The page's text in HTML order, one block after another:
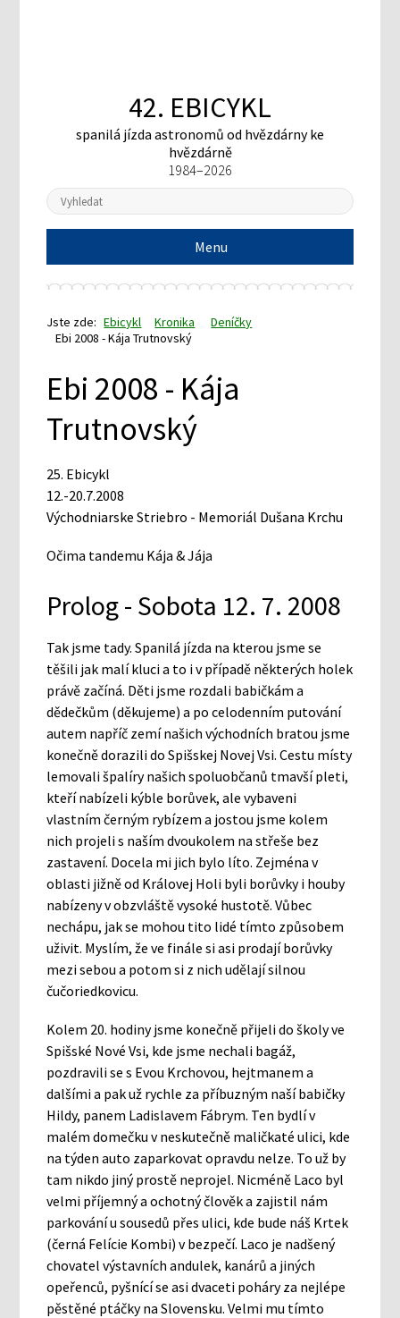
42. EBICYKL
spanilá jízda astronomů od hvězdárny ke
hvězdárně
1984–2026
Menu
Jste zde: Ebicykl Kronika
Deníčky
Ebi 2008 - Kája Trutnovský
Ebi 2008 - Kája
Trutnovský
25. Ebicykl
12.-20.7.2008
Východniarske Striebro - Memoriál Dušana Krchu
Očima tandemu Kája & Jája
Prolog - Sobota 12. 7. 2008
Tak jsme tady. Spanilá jízda na kterou jsme se
těšili jak malí kluci a to i v případě některých holek
právě začíná. Děti jsme rozdali babičkám a
dědečkům (děkujeme) a po celodenním putování
autem napříč zemí našich východních bratou jsme
konečně dorazili do Spišskej Novej Vsi. Cestu místy
lemovali špalíry našich spoluobčanů tmavší pleti,
kteří nabízeli kýble borůvek, ale vybaveni
vlastním černým rybízem a jostou jsme kolem
nich projeli s naším dvoukolem na střeše bez
zastavení. Docela mi jich bylo líto. Zejména v
oblasti jižně od Královej Holi byli borůvky i houby
nabízeny v obzvláště vysoké hustotě. Vůbec
nechápu, jak se mohou tito lidé tímto způsobem
uživit. Myslím, že ve finále si asi prodají borůvky
mezi sebou a potom si z nich udělají silnou
čučoriedkovicu.
Kolem 20. hodiny jsme konečně přijeli do školy ve
Spišské Nové Vsi, kde jsme nechali bagáž,
pozdravili se s Evou Krchovou, hejtmanem a
dalšími a pak už rychle za příbuzným naší babičky
Hildy, panem Ladislavem Fábrym. Ten bydlí v
malém domečku v neskutečně maličkaté ulici, kde
na týden auto zaparkovat opravdu nelze. To už by
tam nikdo jiný prostě neprojel. Nicméně Laco byl
velmi příjemný a ochotný člověk a zajistil nám
parkování u sousedů přes ulici, kde bude náš Krtek
(černá Felície Kombi) v bezpečí. Laco je nadšený
chovatel výstavních andulek, kanárů a jiných
opeřenců, pyšnící se asi dvaceti poháry za nejlépe
pěstěné ptáčky na Slovensku. Velmi mu tímto